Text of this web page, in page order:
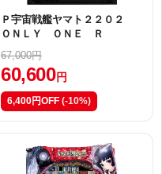
Ｐ宇宙戦艦ヤマト２２０２
ＯＮＬＹ ＯＮＥ Ｒ
67,000円
60,600 円
6,400円OFF (-10%)